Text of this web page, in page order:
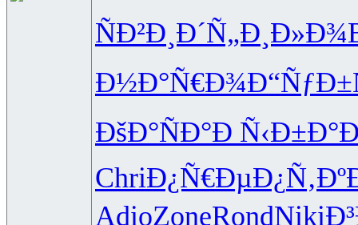
ÑÐ²Ð¸Ð´Ñ„Ð¸Ð»Ð¾
Ð½Ð°Ñ€Ð¾
ÐšÐ°ÑÐ°Ð Ñ‹Ð±Ð°
ChriÐ¿Ñ€ÐµÐ¿
AdioZoneRondNiki